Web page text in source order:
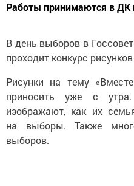
Работы принимаются в ДК
В день выборов в
проходит конкурс
Рисунки на тему
приносить уже с
изображают, как их
на выборы. Также
выборов.